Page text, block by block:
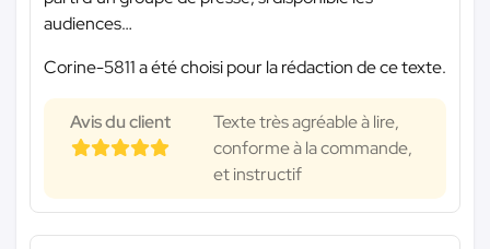
audiences…
Corine-5811 a été choisi pour la rédaction de ce texte.
Avis du client
Texte très agréable à lire,
conforme à la commande,
et instructif